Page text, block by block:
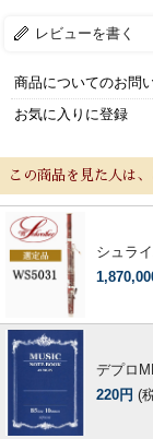
レビューを書く
商品についてのお問
お気に入りに登録
この商品を見た人は
シュラ
デプロ
220円 (